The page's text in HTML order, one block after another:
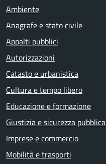
Ambiente
Anagrafe e stato civile
Appalti pubblici
Autorizzazioni
Catasto e urbanistica
Cultura e tempo libero
Educazione e formazione
Giustizia e sicurezza pubblica
Imprese e commercio
Mobilità e trasporti